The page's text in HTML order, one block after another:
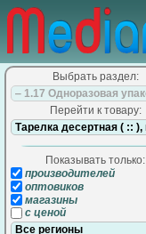
Выбрать раздел:
Перейти к товару:
Показывать только:
производителей
оптовиков
магазины
с ценой